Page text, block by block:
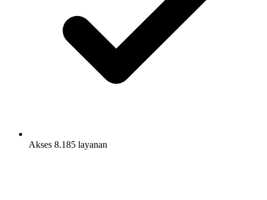
Akses 8.185 layanan